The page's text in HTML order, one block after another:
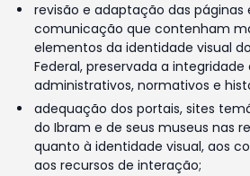
revisão e adaptação das páginas
comunicação que contenham
elementos da identidade visual
Federal, preservada a
administrativos, normativos e
adequação dos portais, sites
do Ibram e de seus museus nas
quanto à identidade visual, aos
aos recursos de interação;